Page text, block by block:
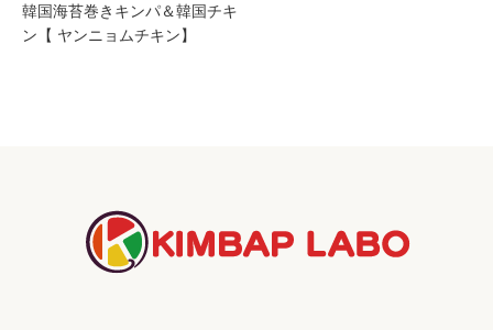
韓国海苔巻きキンパ＆韓国チキ
ン【 ヤンニョムチキン】